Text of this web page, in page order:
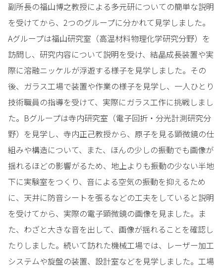
副所長の福山博之教授による多元研についての簡単な説明
を受けてから、2つのグループに分かれて見学しました。
Aグループは福山研究室（高温材料物理化学研究分野）を
訪問し、研究内容について説明を受け、結晶成長装置や実
際に溶融ニッケルが浮遊する様子を見学しました。その
後、ガラス工場で装置や作業の様子を見学し、一人ひとり
技術職員の指導を受けて、実際にガラス工作に挑戦しまし
た。Bグループは寺内研究室（電子回折・分光計測研究分
野）を見学し、寺内正己教授から、原子を見る顕微鏡の仕
組みや構造について、また、ほんの少しの振動でも画像が
揺れるほどの影響がるため、地上よりも振動の少ない半地
下に実験室をつくり、音による空気の振動を抑えるため
に、天井に防音シートを張るなどの工夫をしていると説明
を受けてから、実際の電子顕微鏡の画像を見ました。ま
た、わざと大きな音を出して、画像が揺れることを確認し
たりしました。続いて訪れた機械工場では、レーザー加工
システムや旋盤の装置、設計室などを見学しました。工場